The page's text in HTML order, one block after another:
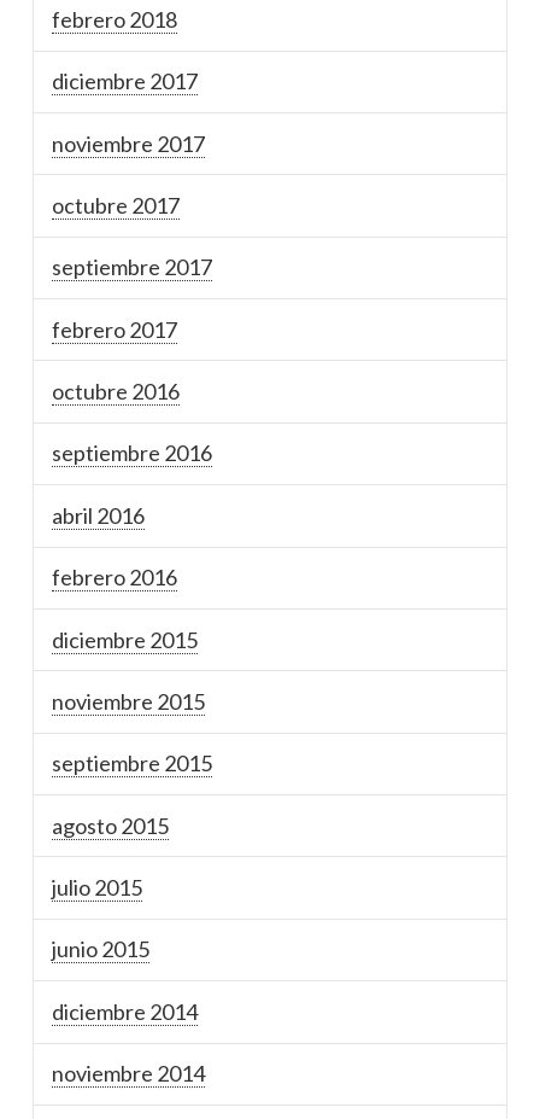
febrero 2018
diciembre 2017
noviembre 2017
octubre 2017
septiembre 2017
febrero 2017
octubre 2016
septiembre 2016
abril 2016
febrero 2016
diciembre 2015
noviembre 2015
septiembre 2015
agosto 2015
julio 2015
junio 2015
diciembre 2014
noviembre 2014